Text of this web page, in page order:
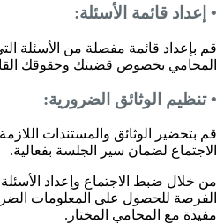
• إعداد قائمة الأسئلة:
قم بإعداد قائمة مفصلة من الأسئلة
المحامي بخصوص قضيتك وحقوقك
• تنظيم الوثائق الضرورية:
قم بتحضير الوثائق والمستندات
الاجتماع لضمان سير الجلسة بفعالية.
من خلال ضبط الاجتماع وإعداد
الفرصة للحصول على المعلومات
مفيدة مع المحامي المختار.